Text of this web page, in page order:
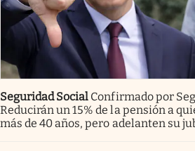
Seguridad Social Confirmado por
Reducirán un 15% de la pensión a
más de 40 años, pero adelanten su